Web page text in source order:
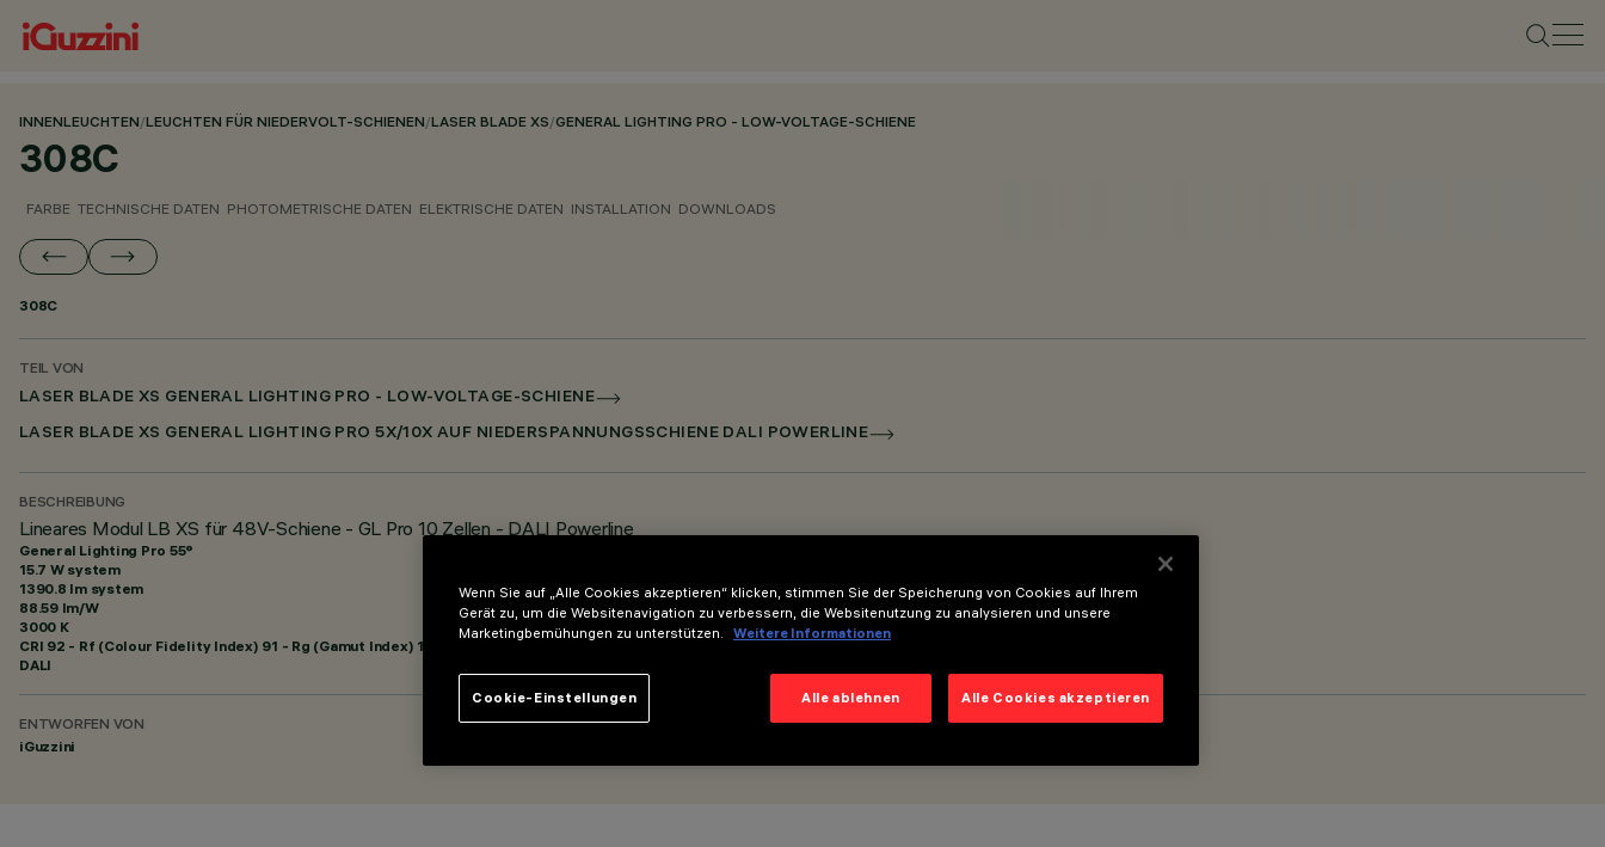
INNENLEUCHTEN/LEUCHTEN FÜR NIEDERVOLT-SCHIENEN/LASER BLADE XS/GENERAL LIGHTING PRO - LOW-VOLTAGE-SCHIENE
308C
FARBE TECHNISCHE DATEN PHOTOMETRISCHE DATEN ELEKTRISCHE DATEN INSTALLATION DOWNLOADS
308C
TEIL VON
LASER BLADE XS GENERAL LIGHTING PRO - LOW-VOLTAGE-SCHIENE
LASER BLADE XS GENERAL LIGHTING PRO 5X/10X AUF NIEDERSPANNUNGSSCHIENE DALI POWERLINE
BESCHREIBUNG
Lineares Modul LB XS für 48V-Schiene - GL Pro 10 Zellen - DALI Powerline
General Lighting Pro 55°
15.7 W system
1390.8 lm system
88.59 lm/W
3000 K
CRI 92 - Rf (Colour Fidelity Index) 91 - Rg (Gamut Index) 102
DALI
ENTWORFEN VON
iGuzzini
Wenn Sie auf „Alle Cookies akzeptieren“ klicken, stimmen Sie der Speicherung von Cookies auf Ihrem
Gerät zu, um die Websitenavigation zu verbessern, die Websitenutzung zu analysieren und unsere
Marketingbemühungen zu unterstützen.
Weitere Informationen
Alle ablehnen Alle Cookies akzeptieren
Cookie-Einstellungen